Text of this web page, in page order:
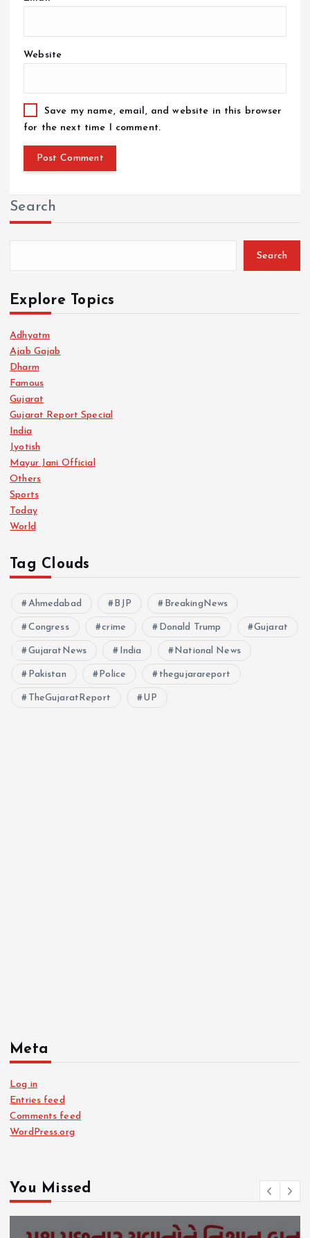
Website
Save my name, email, and website in this browser
for the next time I comment.
Search
Search
Explore Topics
Adhyatm
Ajab Gajab
Dharm
Famous
Gujarat
Gujarat Report Special
India
Jyotish
Mayur Jani Official
Others
Sports
Today
World
Tag Clouds
Ahmedabad BJP BreakingNews
Congress crime Donald Trump Gujarat
GujaratNews India National News
Pakistan Police thegujarareport
TheGujaratReport UP
Meta
Log in
Entries feed
Comments feed
WordPress.org
You Missed